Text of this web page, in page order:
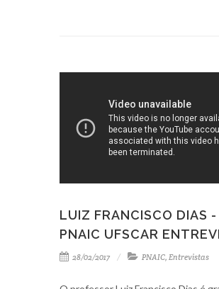
LUIZ FRANCISCO DIAS -
PNAIC UFSCAR
28/02/2017 PNAIC, Entrevistas